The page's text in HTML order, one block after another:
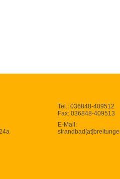
Tel.: 036848-409512
Fax: 036848-409513
E-Mail: